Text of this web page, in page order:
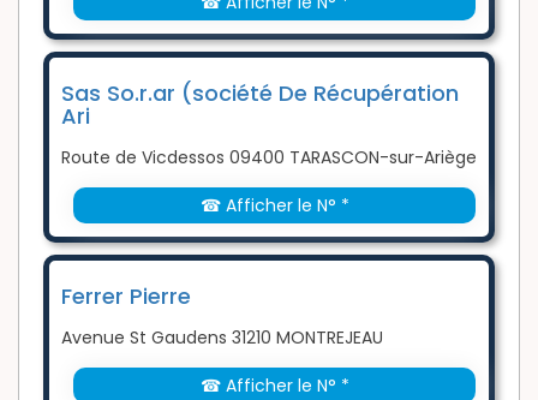
Sas So.r.ar (société De Récupération
Ari
Route de Vicdessos 09400 TARASCON-sur-Ariège
☎ Afficher le N° *
Ferrer Pierre
Avenue St Gaudens 31210 MONTREJEAU
☎ Afficher le N° *